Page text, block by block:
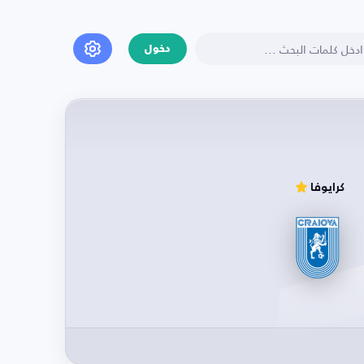
دخول
كرايوفا